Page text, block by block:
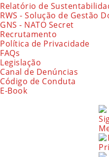
Relatório de
RWS - Solução de Gestão
GNS - NATO Secret
Recrutamento
Política de Privacidade
FAQs
Legislação
Canal de Denúncias
Código de Conduta
E-Book